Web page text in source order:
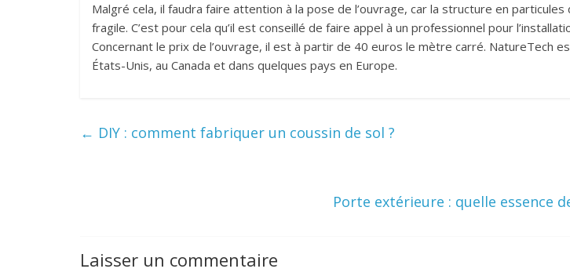
Malgré cela, il faudra faire attention à la pose de l’ouvrage, car la structure en
fragile. C’est pour cela qu’il est conseillé de faire appel à un professionnel pour
Concernant le prix de l’ouvrage, il est à partir de 40 euros le mètre carré. NatureTech
États-Unis, au Canada et dans quelques pays en Europe.
← DIY : comment fabriquer un coussin de sol ?
Porte extérieure : quelle essence
Laisser un commentaire